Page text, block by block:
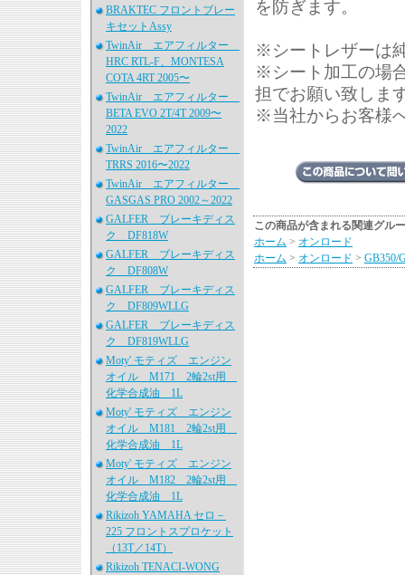
BRAKTEC フロントブレー
キセットAssy
TwinAir エアフィルター
HRC RTL-F、MONTESA
COTA 4RT 2005〜
TwinAir エアフィルター
BETA EVO 2T/4T 2009〜
2022
TwinAir エアフィルター
TRRS 2016〜2022
TwinAir エアフィルター
GASGAS PRO 2002～2022
GALFER ブレーキディス
ク DF818W
GALFER ブレーキディス
ク DF808W
GALFER ブレーキディス
ク DF809WLLG
GALFER ブレーキディス
ク DF819WLLG
Moty' モティズ エンジン
オイル M171 2輪2st用
化学合成油 1L
Moty' モティズ エンジン
オイル M181 2輪2st用
化学合成油 1L
Moty' モティズ エンジン
オイル M182 2輪2st用
化学合成油 1L
Rikizoh YAMAHA セロ－
225 フロントスプロケット
（13T／14T）
Rikizoh TENACI-WONG
を防ぎます。
※シートレザーは
※シート加工の場
担でお願い致しま
※当社からお客様
この商品が含まれる関連グル
ホーム > オンロード
ホーム > オンロード > GB350/